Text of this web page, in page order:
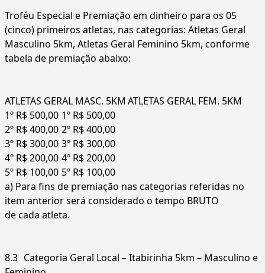
Troféu Especial e Premiação em dinheiro para os 05
(cinco) primeiros atletas, nas categorias: Atletas Geral
Masculino 5km, Atletas Geral Feminino 5km, conforme
tabela de premiação abaixo:
ATLETAS GERAL MASC. 5KM ATLETAS GERAL FEM. 5KM
1º R$ 500,00 1º R$ 500,00
2º R$ 400,00 2º R$ 400,00
3º R$ 300,00 3º R$ 300,00
4º R$ 200,00 4º R$ 200,00
5º R$ 100,00 5º R$ 100,00
a) Para fins de premiação nas categorias referidas no
item anterior será considerado o tempo BRUTO
de cada atleta.
8.3 Categoria Geral Local – Itabirinha 5km – Masculino e